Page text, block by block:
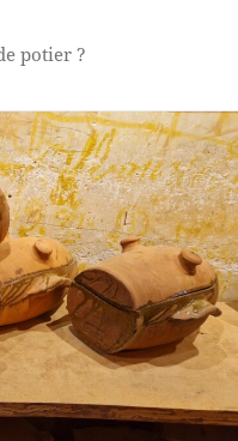
potier ?